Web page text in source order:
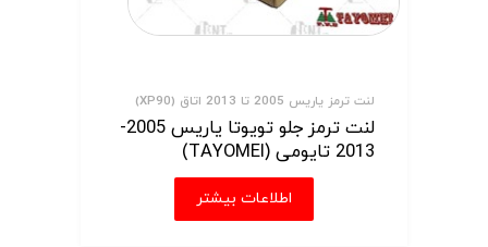
لنت ترمز یاریس 2005 تا 2013 اتاق (XP90)
لنت ترمز جلو تویوتا یاریس 2005-
2013 تایومی (TAYOMEI)
اطلاعات بیشتر